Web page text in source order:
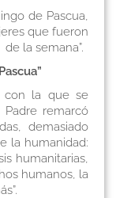
de Pascua,
que fueron
la semana”.
con la que se
remarcó
demasiado
la humanidad:
humanitarias,
humanos, la